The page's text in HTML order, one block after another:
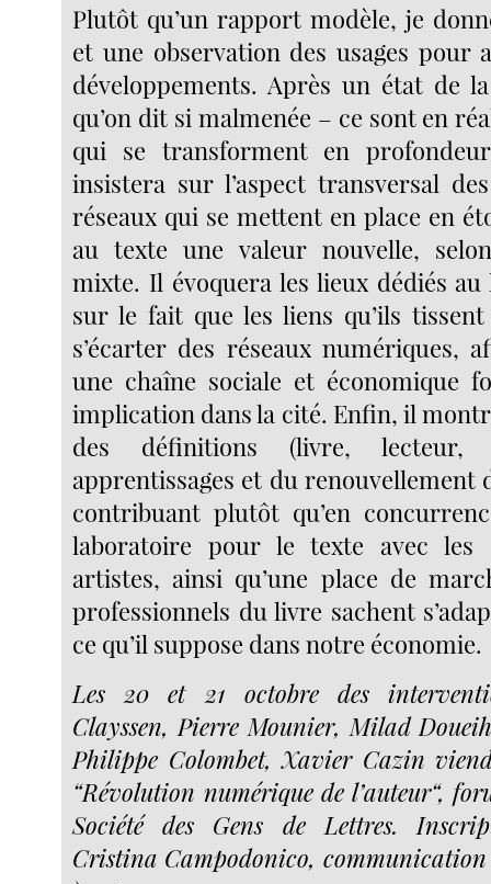
Plutôt qu’un rapport modèle, je
et une observation des usages pour
développements. Après un état de
qu’on dit si malmenée – ce sont en
qui se transforment en
insistera sur l’aspect transversal
réseaux qui se mettent en place en
au texte une valeur nouvelle,
mixte. Il évoquera les lieux dédiés
sur le fait que les liens qu’ils
s’écarter des réseaux numériques,
une chaîne sociale et économique
implication dans la cité. Enfin, il
des définitions (livre, lecteur,
apprentissages et du renouvellement
contribuant plutôt qu’en
laboratoire pour le texte avec les
artistes, ainsi qu’une place de
professionnels du livre sachent
ce qu’il suppose dans notre économie.
Les 20 et 21 octobre des
Clayssen, Pierre Mounier, Milad
Philippe Colombet, Xavier Cazin
“Révolution numérique de l’auteur“,
Société des Gens de Lettres.
Cristina Campodonico,